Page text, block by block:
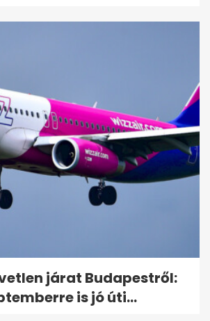
járat Budapestről:
is jó úti...